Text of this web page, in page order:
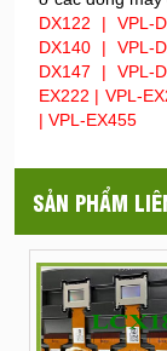
DX122 | VPL-
DX140 | VPL-
DX147 | VPL-
EX222 | VPL-
| VPL-EX455
SẢN PHẨM